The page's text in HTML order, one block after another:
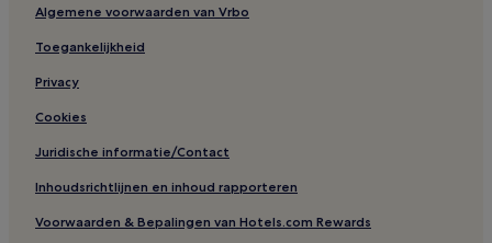
Hotels in Gizeh
Hotels in Lomé
Hotels in Sal
Hotels in Kampala
Hotels met zwembad in Hurghada
Hotels met parkeerplaatsen in Hurghada
Hotels met fitnessruimte in Hurghada
Algemene voorwaarden van Vrbo
Toegankelijkheid
Privacy
Cookies
Juridische informatie/Contact
Inhoudsrichtlijnen en inhoud rapporteren
Voorwaarden & Bepalingen van Hotels.com Rewards